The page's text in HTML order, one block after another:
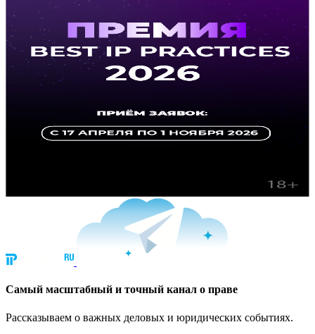
Cамый масштабный и точный канал о праве
Рассказываем о важных деловых и юридических событиях.